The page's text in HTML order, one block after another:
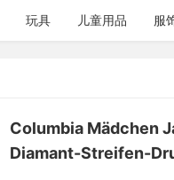
玩具 儿童用品 服
Columbia Mädchen
Diamant-Streifen-